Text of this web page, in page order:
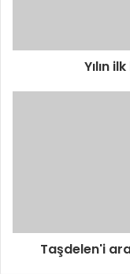
Yılın
Taşdelen'i